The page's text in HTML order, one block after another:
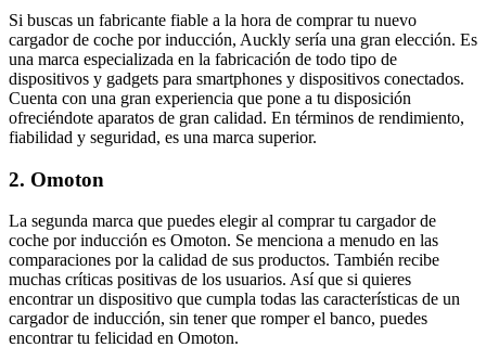
Si buscas un fabricante fiable a la hora de comprar tu nuevo
cargador de coche por inducción, Auckly sería una gran elección. Es
una marca especializada en la fabricación de todo tipo de
dispositivos y gadgets para smartphones y dispositivos conectados.
Cuenta con una gran experiencia que pone a tu disposición
ofreciéndote aparatos de gran calidad. En términos de rendimiento,
fiabilidad y seguridad, es una marca superior.
2. Omoton
La segunda marca que puedes elegir al comprar tu cargador de
coche por inducción es Omoton. Se menciona a menudo en las
comparaciones por la calidad de sus productos. También recibe
muchas críticas positivas de los usuarios. Así que si quieres
encontrar un dispositivo que cumpla todas las características de un
cargador de inducción, sin tener que romper el banco, puedes
encontrar tu felicidad en Omoton.